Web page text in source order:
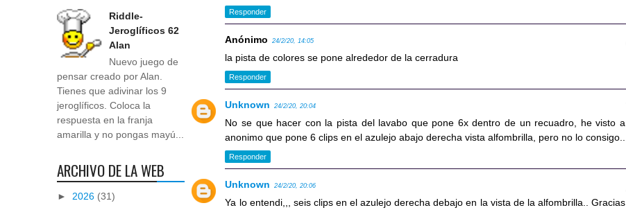
Responder
Anónimo 24/2/20, 14:05
la pista de colores se pone alrededor de la cerradura
Responder
Unknown 24/2/20, 20:04
No se que hacer con la pista del lavabo que pone 6x dentro de un recuadro, he visto a
anonimo que pone 6 clips en el azulejo abajo derecha vista alfombrilla, pero no lo consigo...
Responder
Unknown 24/2/20, 20:06
Ya lo entendi,,, seis clips en el azulejo derecha debajo en la vista de la alfombrilla.. Gracias
Riddle-
Jeroglíficos 62
Alan
Nuevo juego de
pensar creado por Alan.
Tienes que adivinar los 9
jeroglíficos. Coloca la
respuesta en la franja
amarilla y no pongas mayú...
ARCHIVO DE LA WEB
► 2026 (31)